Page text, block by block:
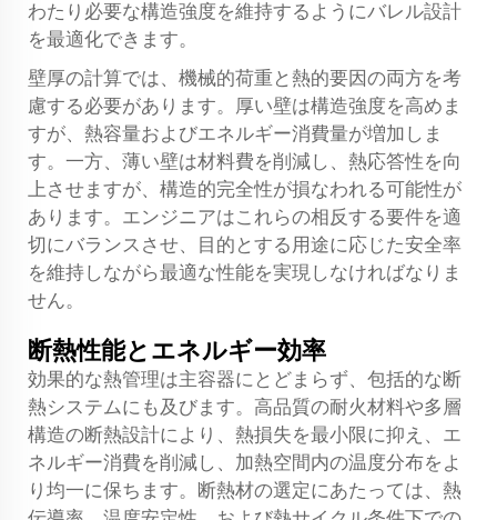
わたり必要な構造強度を維持するようにバレル設計
を最適化できます。
壁厚の計算では、機械的荷重と熱的要因の両方を考
慮する必要があります。厚い壁は構造強度を高めま
すが、熱容量およびエネルギー消費量が増加しま
す。一方、薄い壁は材料費を削減し、熱応答性を向
上させますが、構造的完全性が損なわれる可能性が
あります。エンジニアはこれらの相反する要件を適
切にバランスさせ、目的とする用途に応じた安全率
を維持しながら最適な性能を実現しなければなりま
せん。
断熱性能とエネルギー効率
効果的な熱管理は主容器にとどまらず、包括的な断
熱システムにも及びます。高品質の耐火材料や多層
構造の断熱設計により、熱損失を最小限に抑え、エ
ネルギー消費を削減し、加熱空間内の温度分布をよ
り均一に保ちます。断熱材の選定にあたっては、熱